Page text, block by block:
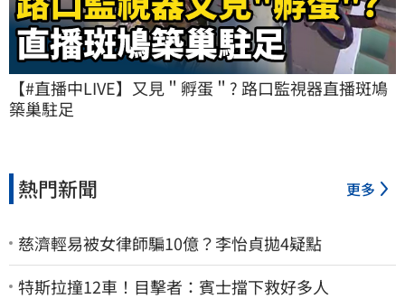
【#直播中LIVE】又見＂孵蛋＂? 路口監視器直播斑鳩
築巢駐足
熱門新聞 更多
慈濟輕易被女律師騙10億？李怡貞拋4疑點
特斯拉撞12車！目擊者：賓士擋下救好多人